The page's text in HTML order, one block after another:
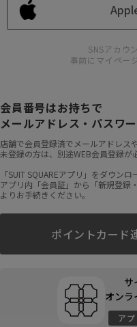
SNSアカウ
事前にマイペー
会員番号はお持ちで
メールアドレス・パスワ
店舗で会員登録済でメールアドレス
未登録の方は、別途WEB会員登録が
「SUIT SQUAREアプリ」をダウンロ
アプリ内「会員証」から「新規登録
よりお手続きください。
ポイントカード
サ
オンラ
ア